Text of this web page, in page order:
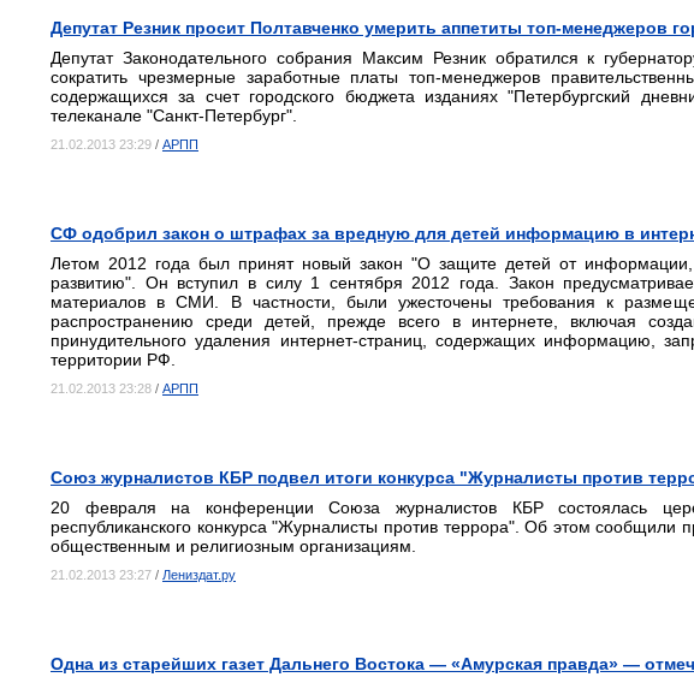
Депутат Резник просит Полтавченко умерить аппетиты топ-менеджеров
Депутат Законодательного собрания Максим Резник обратился к
сократить чрезмерные заработные платы топ-менеджеров
содержащихся за счет городского бюджета изданиях "Петербургский
телеканале "Санкт-Петербург".
21.02.2013 23:29 / АРПП
СФ одобрил закон о штрафах за вредную для детей информацию в
Летом 2012 года был принят новый закон "О защите детей от
развитию". Он вступил в силу 1 сентября 2012 года. Закон
материалов в СМИ. В частности, были ужесточены требования к
распространению среди детей, прежде всего в интернете, включая
принудительного удаления интернет-страниц, содержащих информацию,
территории РФ.
21.02.2013 23:28 / АРПП
Союз журналистов КБР подвел итоги конкурса "Журналисты против
20 февраля на конференции Союза журналистов КБР состоялась
республиканского конкурса "Журналисты против террора". Об этом сообщили
общественным и религиозным организациям.
21.02.2013 23:27 / Лениздат.ру
Одна из старейших газет Дальнего Востока — «Амурская правда» —